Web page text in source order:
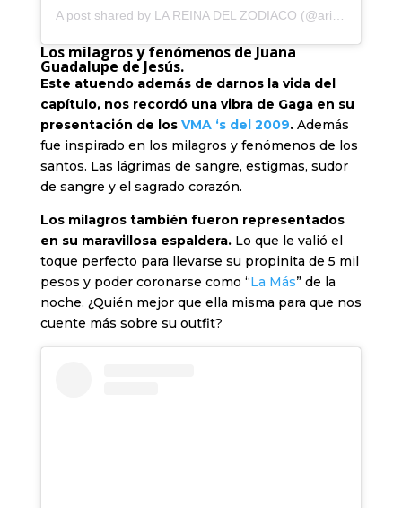
A post shared by LA REINA DEL ZODIACO (@aries.drag)
Los milagros y fenómenos de Juana
Guadalupe de Jesús.
Este atuendo además de darnos la vida del
capítulo, nos recordó una vibra de Gaga en su
presentación de los VMA ‘s del 2009.Además
fue inspirado en los milagros y fenómenos de los
santos. Las lágrimas de sangre, estigmas, sudor
de sangre y el sagrado corazón.
Los milagros también fueron representados
en su maravillosa espaldera. Lo que le valió el
toque perfecto para llevarse su propinita de 5 mil
pesos y poder coronarse como “La Más” de la
noche. ¿Quién mejor que ella misma para que nos
cuente más sobre su outfit?